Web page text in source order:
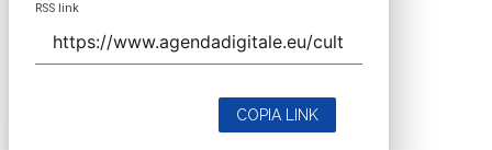
RSS link
COPIA LINK